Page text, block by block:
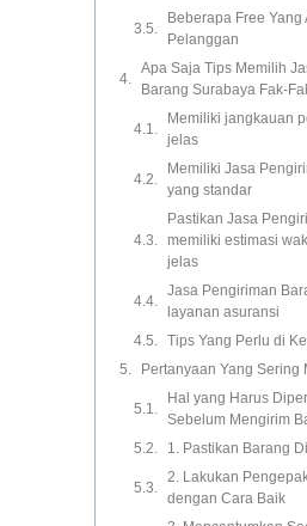
Beberapa Free
Pelanggan
Apa Saja Tips Memilih
Barang Surabaya Fak-
Memiliki jangkauan
jelas
Memiliki Jasa
yang standar
Pastikan Jasa
memiliki estimasi
jelas
Jasa Pengiriman
layanan asuransi
Tips Yang Perlu di
Pertanyaan Yang Sering
Hal yang Harus
Sebelum Mengirim
1. Pastikan Barang
2. Lakukan
dengan Cara Baik